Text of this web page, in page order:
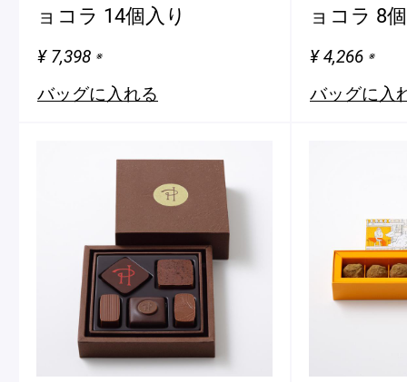
ョコラ 14個入り
¥ 7,398 ※
バッグに入れる
ョコラ 8
¥ 4,266 ※
バッグに入